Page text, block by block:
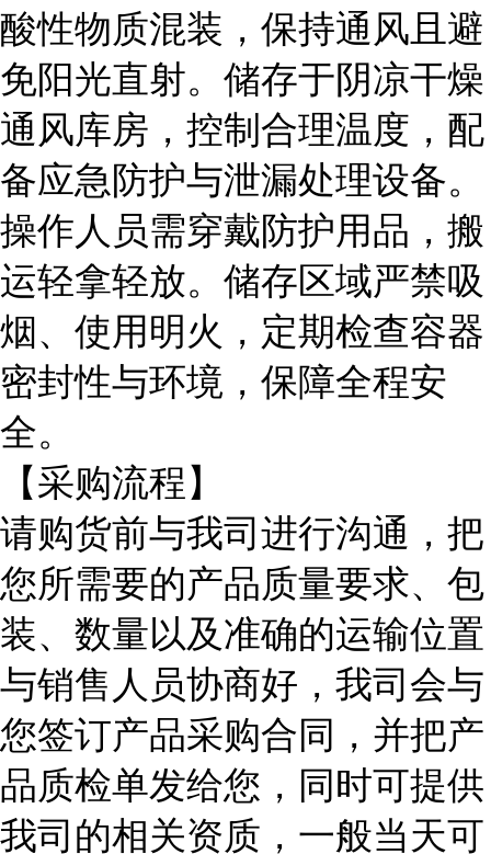
酸性物质混装，保持通风且避
免阳光直射。储存于阴凉干燥
通风库房，控制合理温度，配
备应急防护与泄漏处理设备。
操作人员需穿戴防护用品，搬
运轻拿轻放。储存区域严禁吸
烟、使用明火，定期检查容器
密封性与环境，保障全程安
全。
【采购流程】
请购货前与我司进行沟通，把
您所需要的产品质量要求、包
装、数量以及准确的运输位置
与销售人员协商好，我司会与
您签订产品采购合同，并把产
品质检单发给您，同时可提供
我司的相关资质，一般当天可